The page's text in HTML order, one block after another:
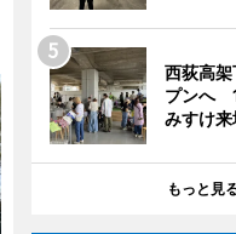
西荻高
プンへ
みすけ来
もっと見